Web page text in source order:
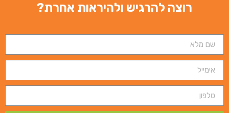
רוצה להרגיש ולהיראות אחרת?